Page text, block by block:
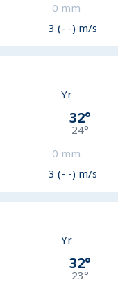
0 mm
3 (- -) m/s
Yr
32°
24°
0 mm
3 (- -) m/s
Yr
32°
23°